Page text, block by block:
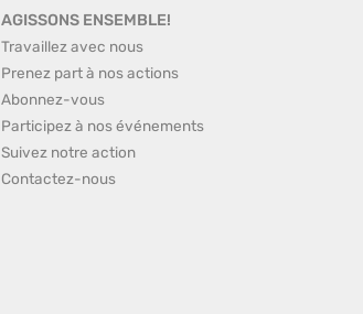
AGISSONS ENSEMBLE!
Travaillez avec nous
Prenez part à nos actions
Abonnez-vous
Participez à nos événements
Suivez notre action
Contactez-nous